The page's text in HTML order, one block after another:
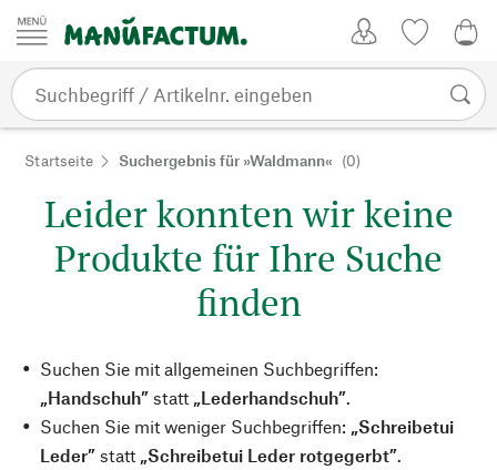
Zum Inhalt springen
Startseite Suchergebnis für »Waldmann« (0)
Leider konnten wir keine
Produkte für Ihre Suche
finden
Suchen Sie mit allgemeinen Suchbegriffen:
„Handschuh” statt „Lederhandschuh”.
Suchen Sie mit weniger Suchbegriffen: „Schreibetui
Leder” statt „Schreibetui Leder rotgegerbt”.